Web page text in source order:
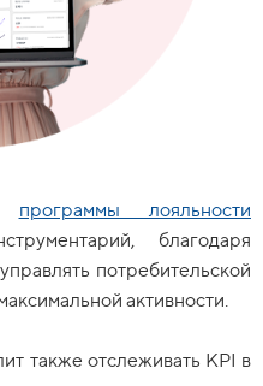
программы лояльности
благодаря
потребительской
активности.
также отслеживать KPI в